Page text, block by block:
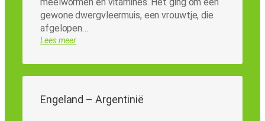
gewone dwergvleermuis, een vrouwtje, die
afgelopen…
Lees meer
Engeland – Argentinië